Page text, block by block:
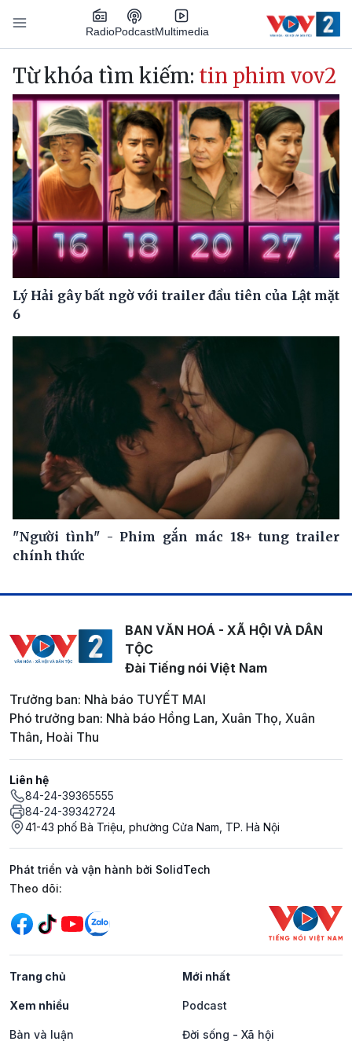
Nhảy đến nội dung
RadioPodcastMultimedia
Main navigation
Từ khóa tìm kiếm: tin phim vov2
Lý Hải gây bất ngờ với trailer đầu tiên của Lật mặt
6
"Người tình" - Phim gắn mác 18+ tung trailer
chính thức
BAN VĂN HOÁ - XÃ HỘI VÀ DÂN
TỘC
Đài Tiếng nói Việt Nam
Trưởng ban: Nhà báo TUYẾT MAI
Phó trưởng ban: Nhà báo Hồng Lan, Xuân Thọ, Xuân
Thân, Hoài Thu
Liên hệ
84-24-39365555
84-24-39342724
41-43 phố Bà Triệu, phường Cửa Nam, TP. Hà Nội
Phát triển và vận hành bởi SolidTech
Mạng xã hội
Theo dõi:
Trang chủ Mới nhất
Xem nhiều Podcast
Bàn và luận Đời sống - Xã hội